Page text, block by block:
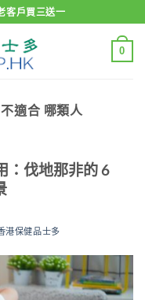
客戶買三送一
0
適合 哪類人
：伐地那非的 6
港保健品士多